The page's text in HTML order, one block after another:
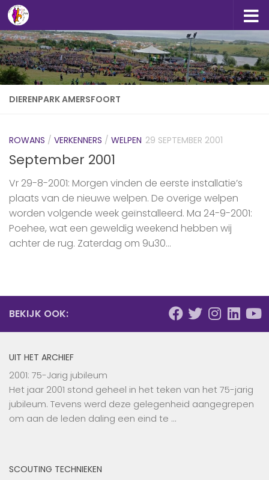
Doorgaan naar inhoud
DIERENPARK AMERSFOORT
ROWANS / VERKENNERS / WELPEN 29 SEPTEMBER 2001
September 2001
Vr 29-8-2001: Morgen vinden de eerste installatie’s
plaats van de nieuwe welpen. De overige welpen
worden volgende week geïnstalleerd. Ma 24-9-2001:
Poehee, wat een geweldig weekend hebben wij
achter de rug. Zaterdag om 9u30...
BEKIJK OOK:
UIT HET ARCHIEF
2001: 75-Jarig jubileum
Het jaar 2001 stond geheel in het teken van het 75-jarig
jubileum. Tevens werd deze gelegenheid aangegrepen
om aan de leden daling een eind te …
SCOUTING TECHNIEKEN